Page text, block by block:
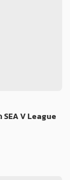
V League